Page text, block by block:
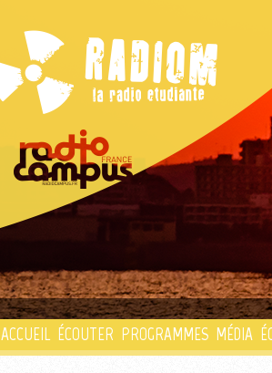
ACCUEIL ÉCOUTER PROGRAMMES MÉDIA